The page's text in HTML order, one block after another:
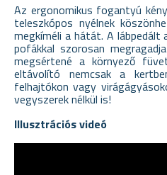
Az ergonomikus fogantyú
teleszkópos nyélnek
megkíméli a hátát. A
pofákkal szorosan
megsértené a környező
eltávolító nemcsak a
felhajtókon vagy
vegyszerek nélkül is!
Illusztrációs videó